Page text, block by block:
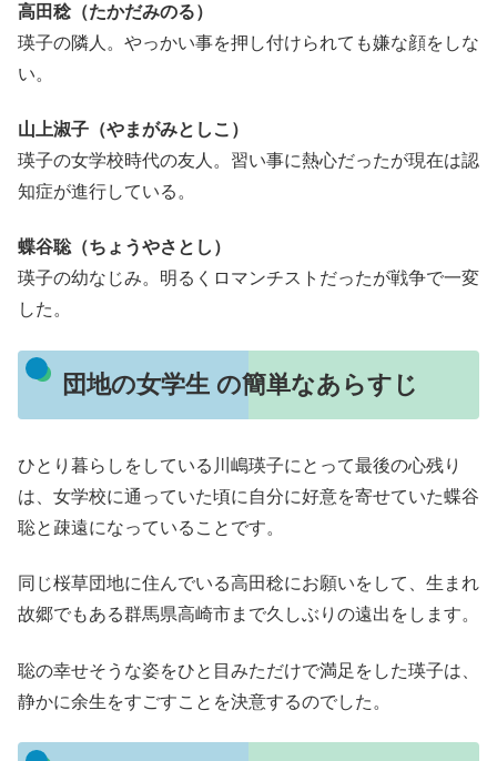
高田稔（たかだみのる）
瑛子の隣人。やっかい事を押し付けられても嫌な顔をしな
い。
山上淑子（やまがみとしこ）
瑛子の女学校時代の友人。習い事に熱心だったが現在は認
知症が進行している。
蝶谷聡（ちょうやさとし）
瑛子の幼なじみ。明るくロマンチストだったが戦争で一変
した。
団地の女学生 の簡単なあらすじ
ひとり暮らしをしている川嶋瑛子にとって最後の心残り
は、女学校に通っていた頃に自分に好意を寄せていた蝶谷
聡と疎遠になっていることです。
同じ桜草団地に住んでいる高田稔にお願いをして、生まれ
故郷でもある群馬県高崎市まで久しぶりの遠出をします。
聡の幸せそうな姿をひと目みただけで満足をした瑛子は、
静かに余生をすごすことを決意するのでした。